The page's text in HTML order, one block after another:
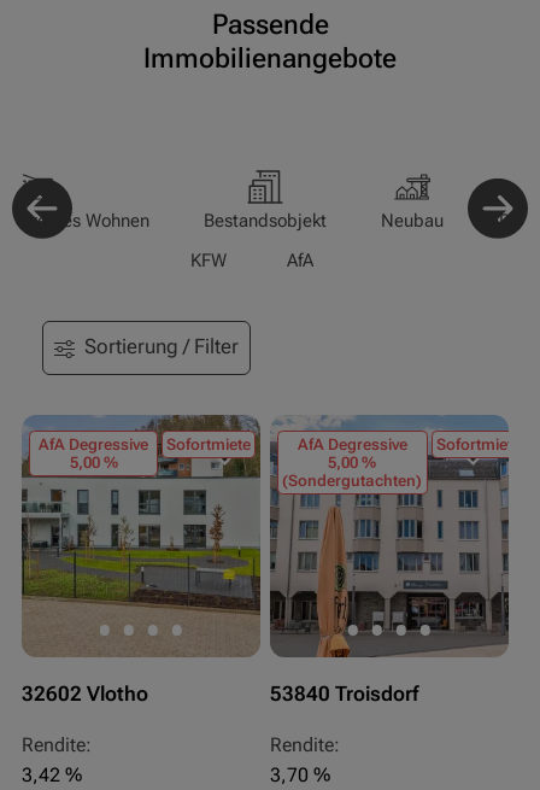
Passende
Immobilienangebote
Wohnen Bestandsobjekt Neubau
KFW
AfA
Sortierung / Filter
AfA Degressive
5,00 %
Sofortmiete
32602 Vlotho
Rendite:
3,42 %
AfA Degressive
5,00 %
(Sondergutachten)
Sofortmiete
53840 Troisdorf
Rendite:
3,70 %